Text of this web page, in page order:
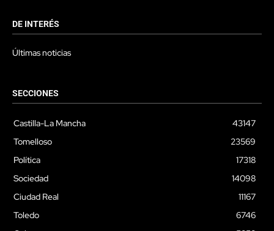
DE INTERÉS
Últimas noticias
SECCIONES
Castilla-La Mancha
43147
Tomelloso
23569
Política
17318
Sociedad
14098
Ciudad Real
11167
Toledo
6746